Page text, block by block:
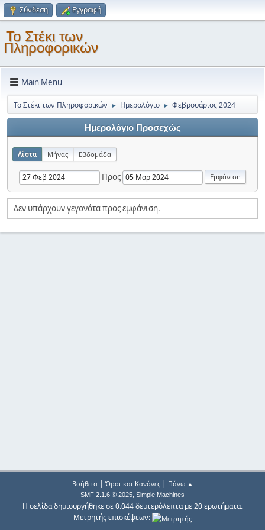
Σύνδεση Εγγραφή
Το Στέκι των
Πληροφορικών
Main Menu
Το Στέκι των Πληροφορικών ► Ημερολόγιο ► Φεβρουάριος 2024
Ημερολόγιο Προσεχώς
Λίστα Μήνας Εβδομάδα
Προς
Δεν υπάρχουν γεγονότα προς εμφάνιση.
Βοήθεια| Όροι και Κανόνες| Πάνω ▲
SMF 2.1.6 © 2025, Simple Machines
Η σελίδα δημιουργήθηκε σε 0.044 δευτερόλεπτα με 20 ερωτήματα.
Μετρητής επισκέψεων: